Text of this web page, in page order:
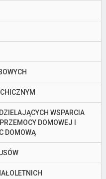
WSPARCIA
DOMOWEJ I
DOMOWĄ